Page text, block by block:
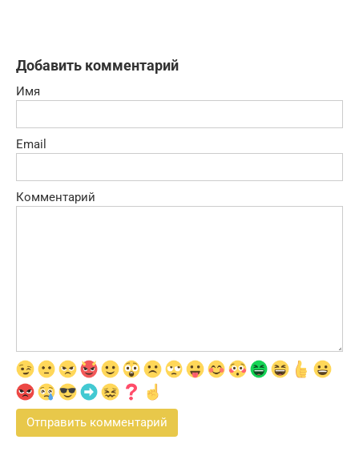
Добавить комментарий
Имя
Email
Комментарий